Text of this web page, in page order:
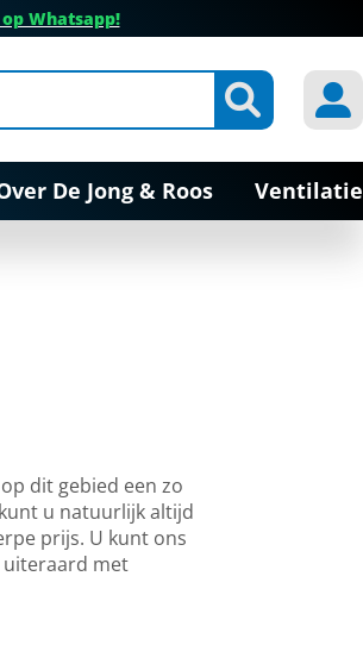
Whatsapp!
De Jong & Roos Ventilatie
dit gebied een zo
u natuurlijk altijd
prijs. U kunt ons
uiteraard met